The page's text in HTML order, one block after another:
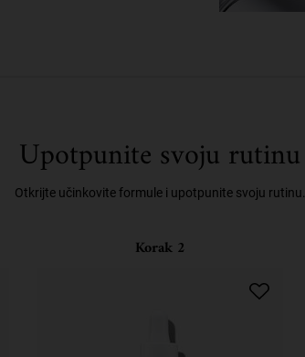
Upotpunite svoju rutinu
Otkrijte učinkovite formule i upotpunite svoju rutinu.
Korak 2